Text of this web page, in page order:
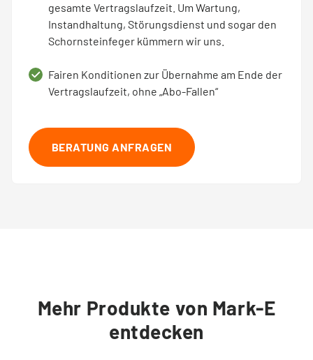
gesamte Vertragslaufzeit. Um Wartung,
Instandhaltung, Störungsdienst und sogar den
Schornsteinfeger kümmern wir uns.
Fairen Konditionen zur Übernahme am Ende der
Vertragslaufzeit, ohne „Abo-Fallen“
BERATUNG ANFRAGEN
Mehr Produkte von Mark-E
entdecken